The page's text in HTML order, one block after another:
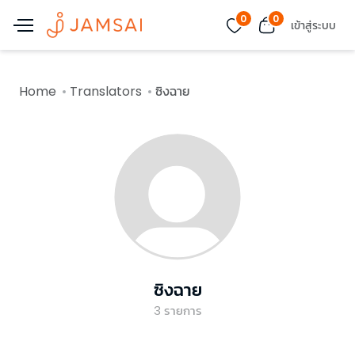
0 0 เข้าสู่ระบบ
Home Translators ซิงฉาย
ซิงฉาย
3 รายการ